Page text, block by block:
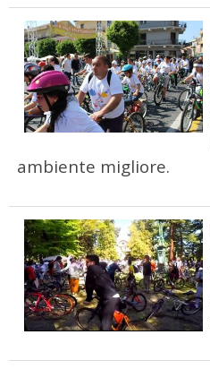
ambiente migliore.